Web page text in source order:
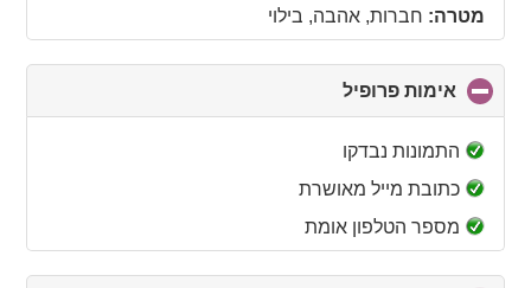
מטרה: חברות, אהבה, בילוי
אימות פרופיל
to
התמונות נבדקו
כתובת מייל מאושרת
מספר הטלפון אומת